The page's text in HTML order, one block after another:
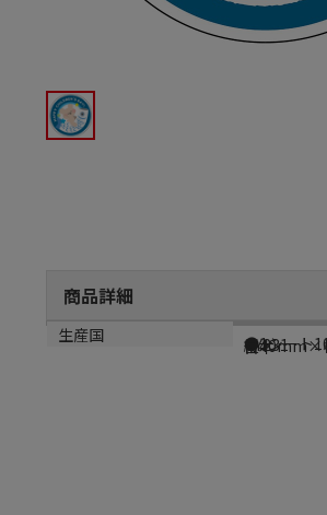
商品詳細
商品説明
●1シート
メーカー品番
GY231
サイズ
縦40mm×
生産国
日本